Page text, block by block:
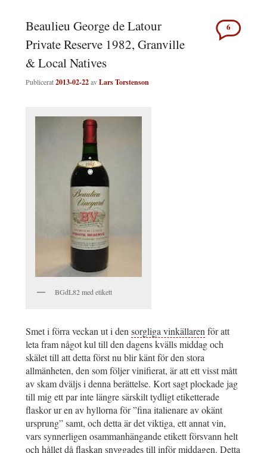
Beaulieu George de Latour
Private Reserve 1982, Granville
& Local Natives
Publicerat2013-02-22avLars Torstenson
6
BGdL82 med etikett
Smet i förra veckan ut i den sorgliga vinkällaren för att
leta fram något kul till den dagens kvälls middag och
skälet till att detta först nu blir känt för den stora
allmänheten, den som följer vinifierat, är att ett visst mått
av skam dväljs i denna berättelse. Kort sagt plockade jag
till mig ett par inte längre särskilt tydligt etiketterade
flaskor ur en av hyllorna för ”fina italienare av okänt
ursprung” samt, och detta är det viktiga, ett annat vin,
vars synnerligen osammanhängande etikett försvann helt
och hållet då flaskan snyggades till inför middagen. Detta